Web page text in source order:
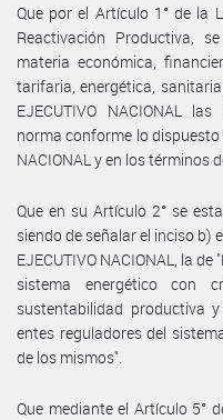
Que por el Artículo 1° de la
Reactivación Productiva,
materia económica,
tarifaria, energética,
EJECUTIVO NACIONAL
norma conforme lo dispuesto
NACIONAL y en los términos
Que en su Artículo 2° se
siendo de señalar el inciso b)
EJECUTIVO NACIONAL, la
sistema energético con
sustentabilidad productiva
entes reguladores del
de los mismos".
Que mediante el Artículo 5°